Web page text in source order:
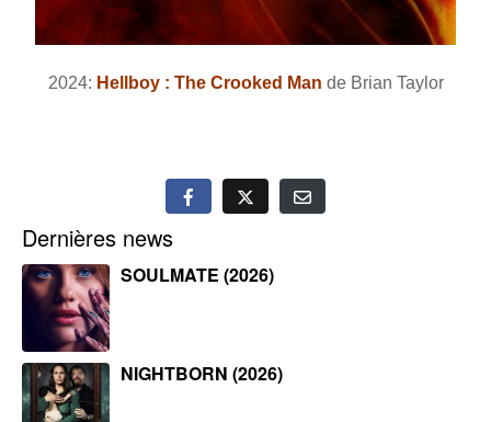
2024: Hellboy : The Crooked Man de Brian Taylor
Dernières news
SOULMATE (2026)
NIGHTBORN (2026)